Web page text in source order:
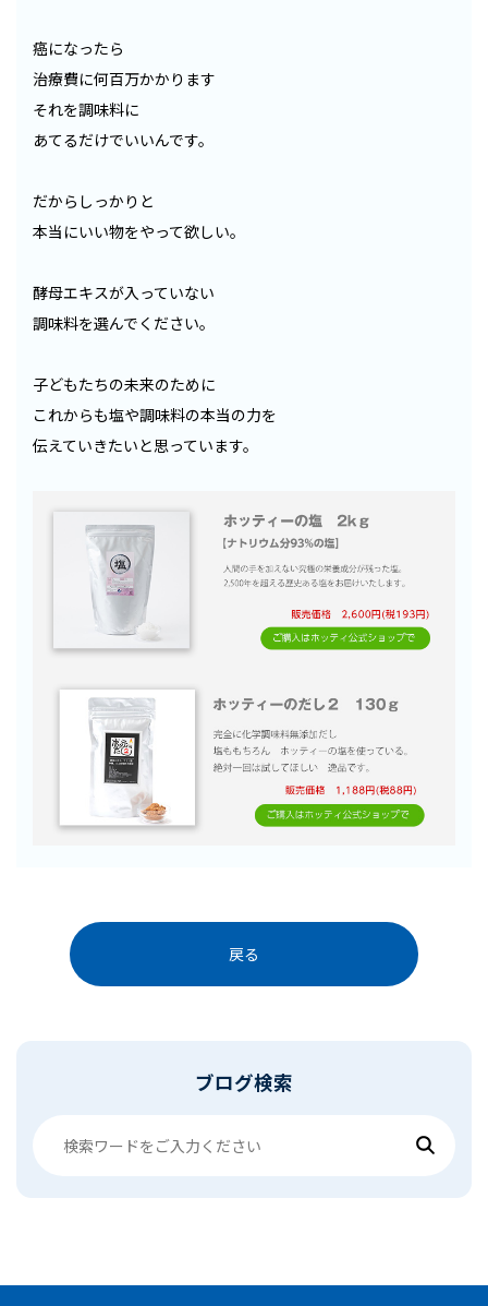
癌になったら
治療費に何百万かかります
それを調味料に
あてるだけでいいんです。
だからしっかりと
本当にいい物をやって欲しい。
酵母エキスが入っていない
調味料を選んでください。
子どもたちの未来のために
これからも塩や調味料の本当の力を
伝えていきたいと思っています。
戻る
ブログ検索